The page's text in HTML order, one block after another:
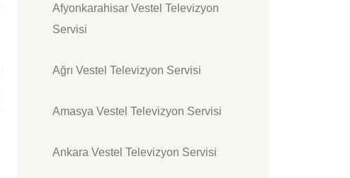
Afyonkarahisar Vestel Televizyon
Servisi
Ağrı Vestel Televizyon Servisi
Amasya Vestel Televizyon Servisi
Ankara Vestel Televizyon Servisi